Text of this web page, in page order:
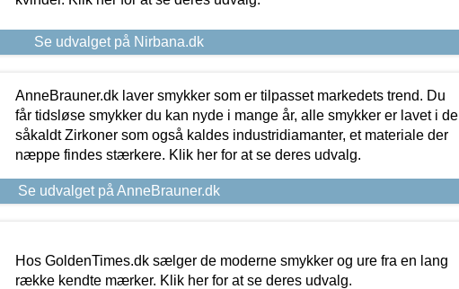
Se udvalget på Nirbana.dk
AnneBrauner.dk laver smykker som er tilpasset markedets trend. Du
får tidsløse smykker du kan nyde i mange år, alle smykker er lavet i de
såkaldt Zirkoner som også kaldes industridiamanter, et materiale der
næppe findes stærkere. Klik her for at se deres udvalg.
Se udvalget på AnneBrauner.dk
Hos GoldenTimes.dk sælger de moderne smykker og ure fra en lang
række kendte mærker. Klik her for at se deres udvalg.